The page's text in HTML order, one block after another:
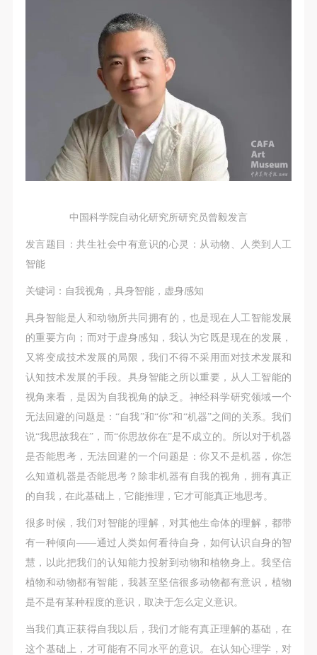
中国科学院自动化研究所研究员曾毅发言
发言题目：共生社会中有意识的心灵：从动物、人类到人工
智能
关键词：自我视角，具身智能，虚身感知
具身智能是人和动物所共同拥有的，也是现在人工智能发展
的重要方向；而对于虚身感知，我认为它既是现在的发展，
又将变成技术发展的局限，我们不得不采用面对技术发展和
认知技术发展的手段。具身智能之所以重要，从人工智能的
视角来看，是因为自我视角的缺乏。神经科学研究领域一个
无法回避的问题是：“自我”和“你”和“机器”之间的关系。我们
说“我思故我在”，而“你思故你在”是不成立的。所以对于机器
是否能思考，无法回避的一个问题是：你又不是机器，你怎
么知道机器是否能思考？除非机器有自我的视角，拥有真正
的自我，在此基础上，它能推理，它才可能真正地思考。
很多时候，我们对智能的理解，对其他生命体的理解，都带
有一种倾向——通过人类如何看待自身，如何认识自身的智
慧，以此把我们的认知能力投射到动物和植物身上。我坚信
植物和动物都有智能，我甚至坚信很多动物都有意识，植物
是不是有某种程度的意识，取决于怎么定义意识。
当我们真正获得自我以后，我们才能有真正理解的基础，在
这个基础上，才可能有不同水平的意识。在认知心理学，对